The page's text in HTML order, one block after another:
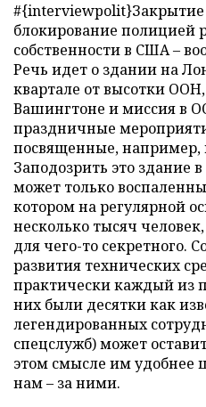
#{interviewpolit}Закрытие
блокирование полицией
собственности в США –
Речь идет о здании на
квартале от высотки ООН,
Вашингтоне и миссия в
праздничные
посвященные, например,
Заподозрить это здание
может только
котором на регулярной
несколько тысяч
для чего-то секретного.
развития технических
практически каждый из
них были десятки как
легендированных
спецслужб) может
этом смысле им удобнее
нам – за ними.